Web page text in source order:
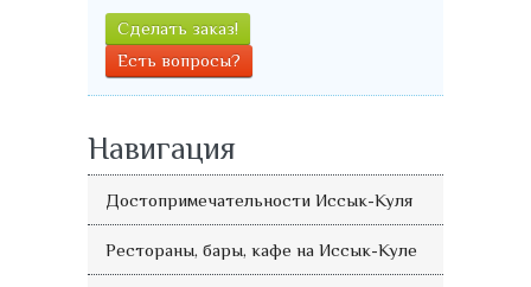
Сделать заказ!
Есть вопросы?
Навигация
Достопримечательности Иссык-Куля
Рестораны, бары, кафе на Иссык-Куле